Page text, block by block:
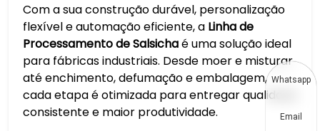
Com a sua construção durável, personalização
flexível e automação eficiente, a Linha de
Processamento de Salsichaé uma solução ideal
para fábricas industriais. Desde moer e misturar
até enchimento, defumação e embalagem,
cada etapa é otimizada para entregar qualidade
consistente e maior produtividade.
Whatsapp
Email